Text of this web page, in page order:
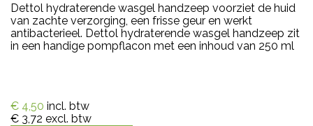
Dettol hydraterende wasgel handzeep voorziet de huid
van zachte verzorging, een frisse geur en werkt
antibacterieel. Dettol hydraterende wasgel handzeep zit
in een handige pompflacon met een inhoud van 250 ml
€ 4,50 incl. btw
€ 3,72 excl. btw